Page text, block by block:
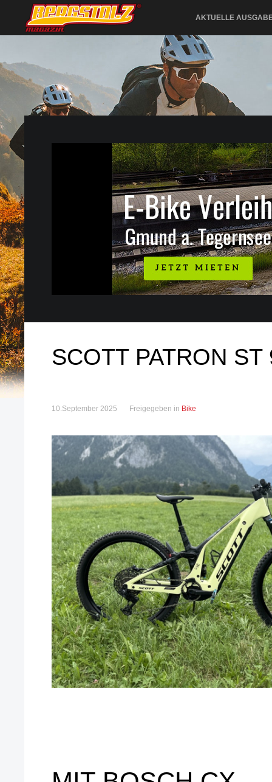
AKTUELLE
SCOTT PATRON ST
10.September 2025 Freigegeben in Bike